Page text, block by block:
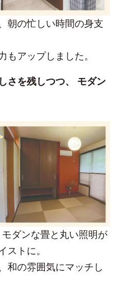
朝の忙しい時間の身支
もアップしました。
さを残しつつ、 モダン
ダンな畳と丸い照明が
ストに。
和の雰囲気にマッチし